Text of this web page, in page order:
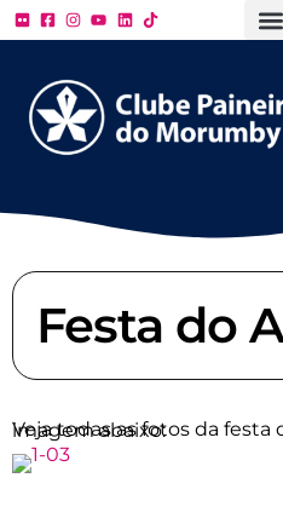
Festa do
Veja todas as fotos da festa do atleta clicando na imagem abaixo: